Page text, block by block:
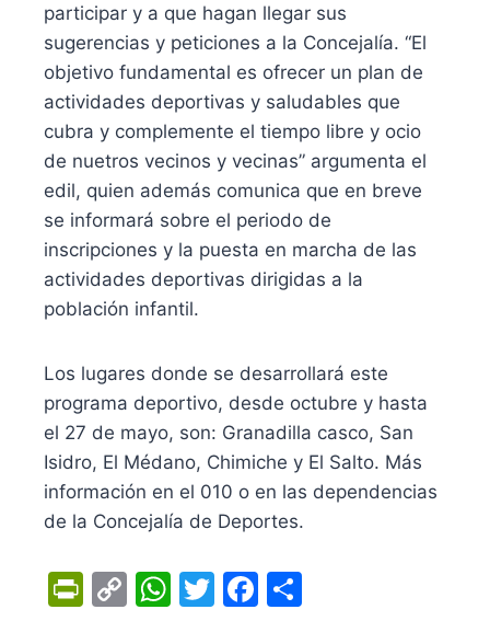
participar y a que hagan llegar sus
sugerencias y peticiones a la Concejalía. “El
objetivo fundamental es ofrecer un plan de
actividades deportivas y saludables que
cubra y complemente el tiempo libre y ocio
de nuetros vecinos y vecinas” argumenta el
edil, quien además comunica que en breve
se informará sobre el periodo de
inscripciones y la puesta en marcha de las
actividades deportivas dirigidas a la
población infantil.
Los lugares donde se desarrollará este
programa deportivo, desde octubre y hasta
el 27 de mayo, son: Granadilla casco, San
Isidro, El Médano, Chimiche y El Salto. Más
información en el 010 o en las dependencias
de la Concejalía de Deportes.
Pr C
W T
F